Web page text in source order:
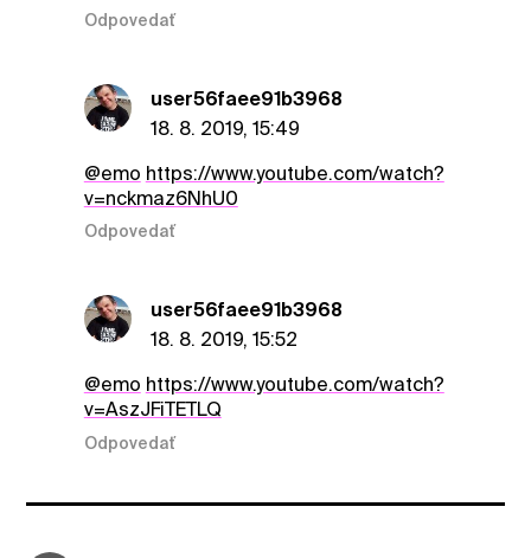
Odpovedať
user56faee91b3968
18. 8. 2019, 15:49
@emo https://www.youtube.com/watch?
v=nckmaz6NhU0
Odpovedať
user56faee91b3968
18. 8. 2019, 15:52
@emo https://www.youtube.com/watch?
v=AszJFiTETLQ
Odpovedať